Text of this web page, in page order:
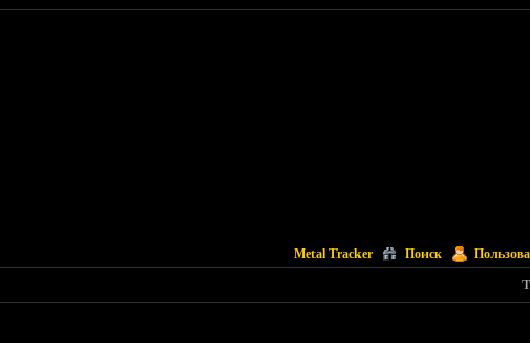
Metal Tracker Поиск